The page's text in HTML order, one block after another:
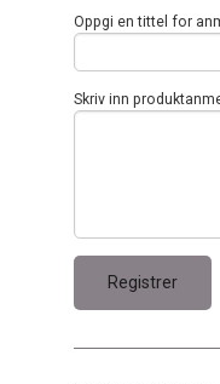
Oppgi en tittel for
Skriv inn